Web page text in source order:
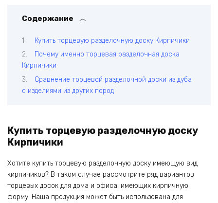
Содержание
Купить торцевую разделочную доску Кирпичики
Почему именно торцевая разделочная доска
Кирпичики
Сравнение торцевой разделочной доски из дуба
с изделиями из других пород
Купить торцевую разделочную доску
Кирпичики
Хотите купить торцевую разделочную доску имеющую вид
кирпичиков? В таком случае рассмотрите ряд вариантов
торцевых досок для дома и офиса, имеющих кирпичную
форму. Наша продукция может быть использована для